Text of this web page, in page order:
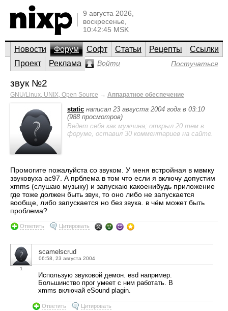
9 августа 2026,
воскресенье,
10:42:45 MSK
Новости Форум Софт Статьи Рецепты
Ссылки
Проект
Реклама Войти Постучаться
звук №2
GNU/Linux, UNIX, Open Source → Аппаратное обеспечение
static написал 23 августа 2004 года в 03:10
(988 просмотров)
Ведет себя как мужчина; открыл 20 тем в
форуме, оставил 30 комментариев на сайте.
Промогите пожалуйста со звуком. У меня встройная в мвмку
звуковуха ac97. А прблема в том что если я включу допустим
xmms (слушаю музыку) и запускаю какоенибудь приложение
где тоже должен быть звук, то оно либо не запускается
вообще, либо запускается но без звука. в чём может быть
проблема?
Ответить Цитировать
1
scamelscrud
06:58, 23 августа 2004
Использую звуковой демон. esd например.
Большинство прог умеет с ним работать. В
xmms включай eSound plagin.
Ответить Цитировать